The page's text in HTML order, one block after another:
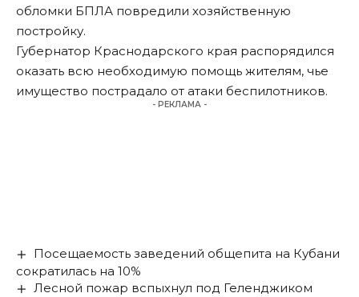
обломки БПЛА повредили хозяйственную
постройку.
Губернатор Краснодарского края распорядился
оказать всю необходимую помощь жителям, чье
имущество пострадало от атаки беспилотников.
- РЕКЛАМА -
Посещаемость заведений общепита на Кубани
сократилась на 10%
Лесной пожар вспыхнул под Геленджиком